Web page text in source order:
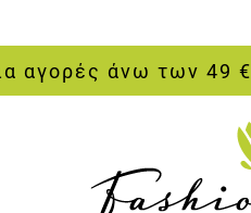
αγορές άνω των 49 €